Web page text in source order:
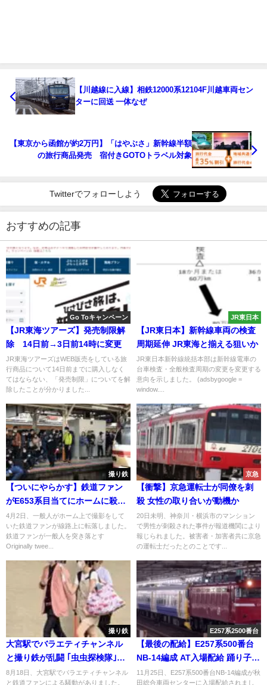
【川越線に入線】相鉄12000系12104F川越車両セン
ターに回送 一体なぜ
【東京から函館が約2万円】「はやぶさ」新幹線半額
の旅行商品発売 宿付きGOTOトラベル対象
Twitterでフォローしよう
おすすめの記事
Go Toキャンペーン
【JR東海ツアーズ】発売制限解
除 14日前→3日前14時に変更
JR東海ツアーズはWEB販売をしている旅
行商品について14日前までに購入しなく
てはならない、「発売制限」についてを解
除したことが分かりました...
JR東日本
【JR東日本】新幹線車両の検査
周期延伸 JR東海と揃える狙いか
JR東日本新幹線統括本部は新幹線電車の
台車検査・全般検査周期の変更を変更する
意向を示しました。 (adsbygoogle =
window....
撮り鉄
【ついにやらかす】鉄道ファン
がE653系目当てにホームに殺到
撮影のため一般人を突き飛ばし
線路に転落 知らんぷりで撮影継
続も
4月2日、一般人がホーム上で撮影をして
いた鉄道ファンが線路上に転落しました。
鉄道ファンが一般人を突き落とす
Originally twee...
京急
【衝撃】京急運転士が同僚を刺
殺 女性の取り合いが動機か
20日未明、神奈川・横浜市のマンション
で男性が刺殺された事件が報道機関により
報じられました。被害者・加害者共に京急
の運転士だったとのことです...
撮り鉄
大宮駅でバラエティチャンネル
と撮り鉄が乱闘 ｢虫虫探検隊｣が
情報リークか 動画全削除・鍵垢
8月18日、大宮駅でバラエティチャンネル
と鉄道ファンによる騒動がありました。
E257系2500番台
【最後の配給】E257系500番台
NB-14編成 AT入場配給 踊り子付
属編成としては4編成目
11月25日、E257系500番台NB-14編成が秋
田総合車両センターに入場配給されまし